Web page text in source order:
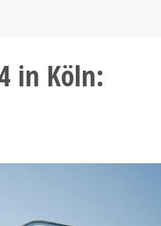
in Köln: